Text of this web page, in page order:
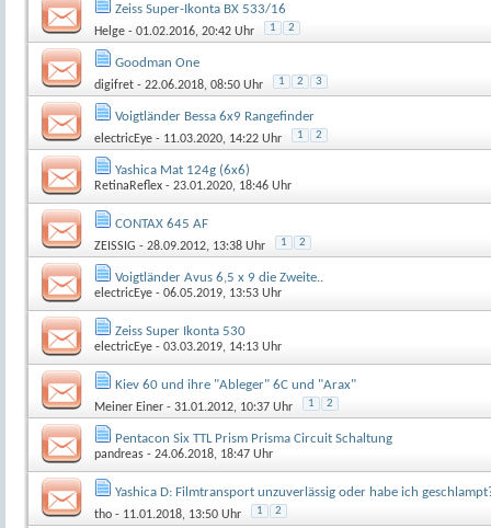
Zeiss Super-Ikonta BX 533/16
Helge - 01.02.2016, 20:42 Uhr 1 2
Goodman One
digifret - 22.06.2018, 08:50 Uhr 1 2 3
Voigtländer Bessa 6x9 Rangefinder
electricEye - 11.03.2020, 14:22 Uhr 1 2
Yashica Mat 124g (6x6)
RetinaReflex - 23.01.2020, 18:46 Uhr
CONTAX 645 AF
ZEISSIG - 28.09.2012, 13:38 Uhr 1 2
Voigtländer Avus 6,5 x 9 die Zweite..
electricEye - 06.05.2019, 13:53 Uhr
Zeiss Super Ikonta 530
electricEye - 03.03.2019, 14:13 Uhr
Kiev 60 und ihre "Ableger" 6C und "Arax"
Meiner Einer - 31.01.2012, 10:37 Uhr 1 2
Pentacon Six TTL Prism Prisma Circuit Schaltung
pandreas - 24.06.2018, 18:47 Uhr
Yashica D: Filmtransport unzuverlässig oder habe ich
tho - 11.01.2018, 13:50 Uhr 1 2